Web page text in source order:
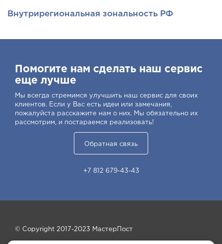
Внутрирегиональная зональность РФ
Помогите нам сделать наш сервис
еще лучше
Мы всегда стремимся улучшить наш сервис для своих
клиентов. Если у Вас есть идеи или замечания,
пожалуйста расскажите нам о них. Мы обязательно их
рассмотрим, и постараемся реализовать!
Обратная связь
+7 812 679-43-43
© Copyright 2017-2023 МастерПост